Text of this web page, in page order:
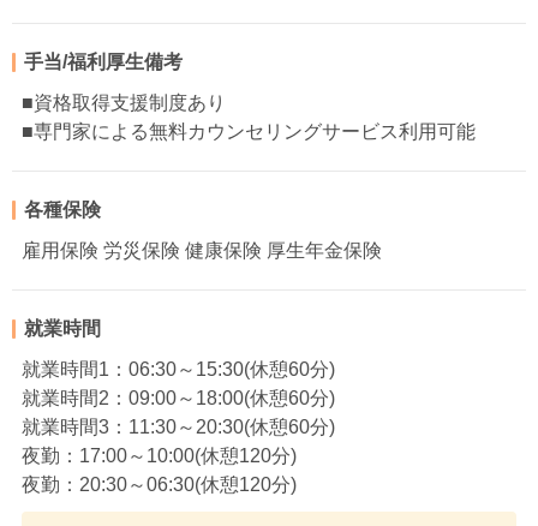
手当/福利厚生備考
■資格取得支援制度あり
■専門家による無料カウンセリングサービス利用可能
各種保険
雇用保険 労災保険 健康保険 厚生年金保険
就業時間
就業時間1：06:30～15:30(休憩60分)
就業時間2：09:00～18:00(休憩60分)
就業時間3：11:30～20:30(休憩60分)
夜勤：17:00～10:00(休憩120分)
夜勤：20:30～06:30(休憩120分)